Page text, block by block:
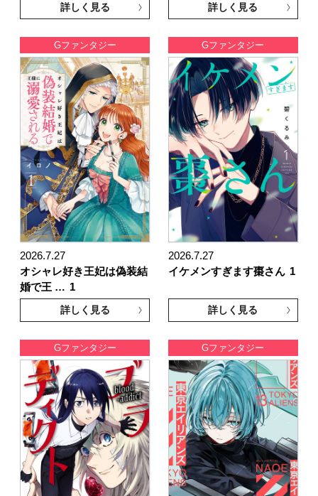
詳しく見る
詳しく見る
Gファンタジー
2026.7.27
オシャレ好き王妃は偽装結
婚で王 … 1
詳しく見る
Gファンタジー
2026.7.27
イケメンすぎます棗さん 1
詳しく見る
Gファンタジー Gファンタジー